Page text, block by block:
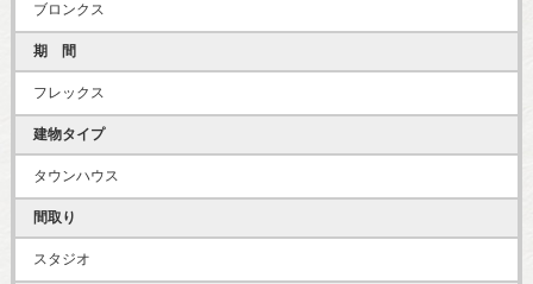
ブロンクス
期 間
フレックス
建物タイプ
タウンハウス
間取り
スタジオ